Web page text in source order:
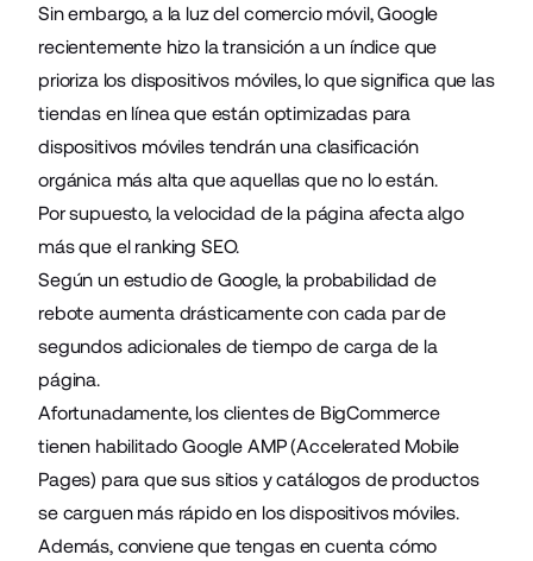
Sin embargo, a la luz del comercio móvil, Google
recientemente hizo la transición a un índice que
prioriza los dispositivos móviles, lo que significa que las
tiendas en línea que están optimizadas para
dispositivos móviles tendrán una clasificación
orgánica más alta que aquellas que no lo están.
Por supuesto, la velocidad de la página afecta algo
más que el ranking SEO.
Según un estudio de Google, la probabilidad de
rebote aumenta drásticamente con cada par de
segundos adicionales de tiempo de carga de la
página.
Afortunadamente, los clientes de BigCommerce
tienen habilitadoGoogle AMP (Accelerated Mobile
Pages) para que sus sitios y catálogos de productos
se carguen más rápido en los dispositivos móviles.
Además, conviene que tengas en cuenta cómo